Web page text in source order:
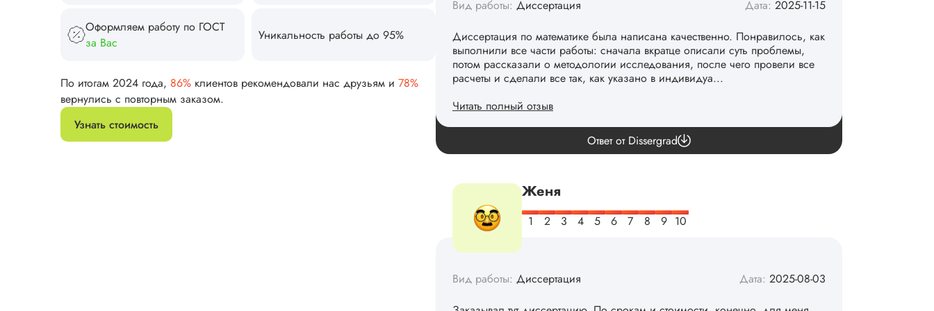
Оформляем работу по ГОСТ
за Вас
Уникальность работы до 95%
По итогам 2024 года, 86% клиентов рекомендовали нас друзьям и 78%
вернулись с повторным заказом.
Узнать стоимость
Вид работы: Диссертация Дата: 2025-11-15
Диссертация по математике была написана качественно. Понравилось, как
выполнили все части работы: сначала вкратце описали суть проблемы,
потом рассказали о методологии исследования, после чего провели все
расчеты и сделали все так, как указано в индивидуа...
Читать полный отзыв
Спасибо! Передадим ваши слова команде. 👏
Ответ от Dissergrad
Женя
Вид работы: Диссертация Дата: 2025-08-03